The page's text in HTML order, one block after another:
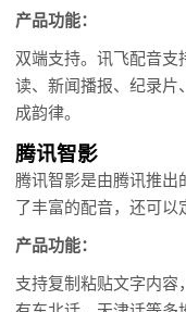
产品功能：
双端支持。讯飞配音支
读、新闻播报、纪录片
成韵律。
腾讯智影
腾讯智影是由腾讯推
了丰富的配音，还可以
产品功能：
支持复制粘贴文字内容